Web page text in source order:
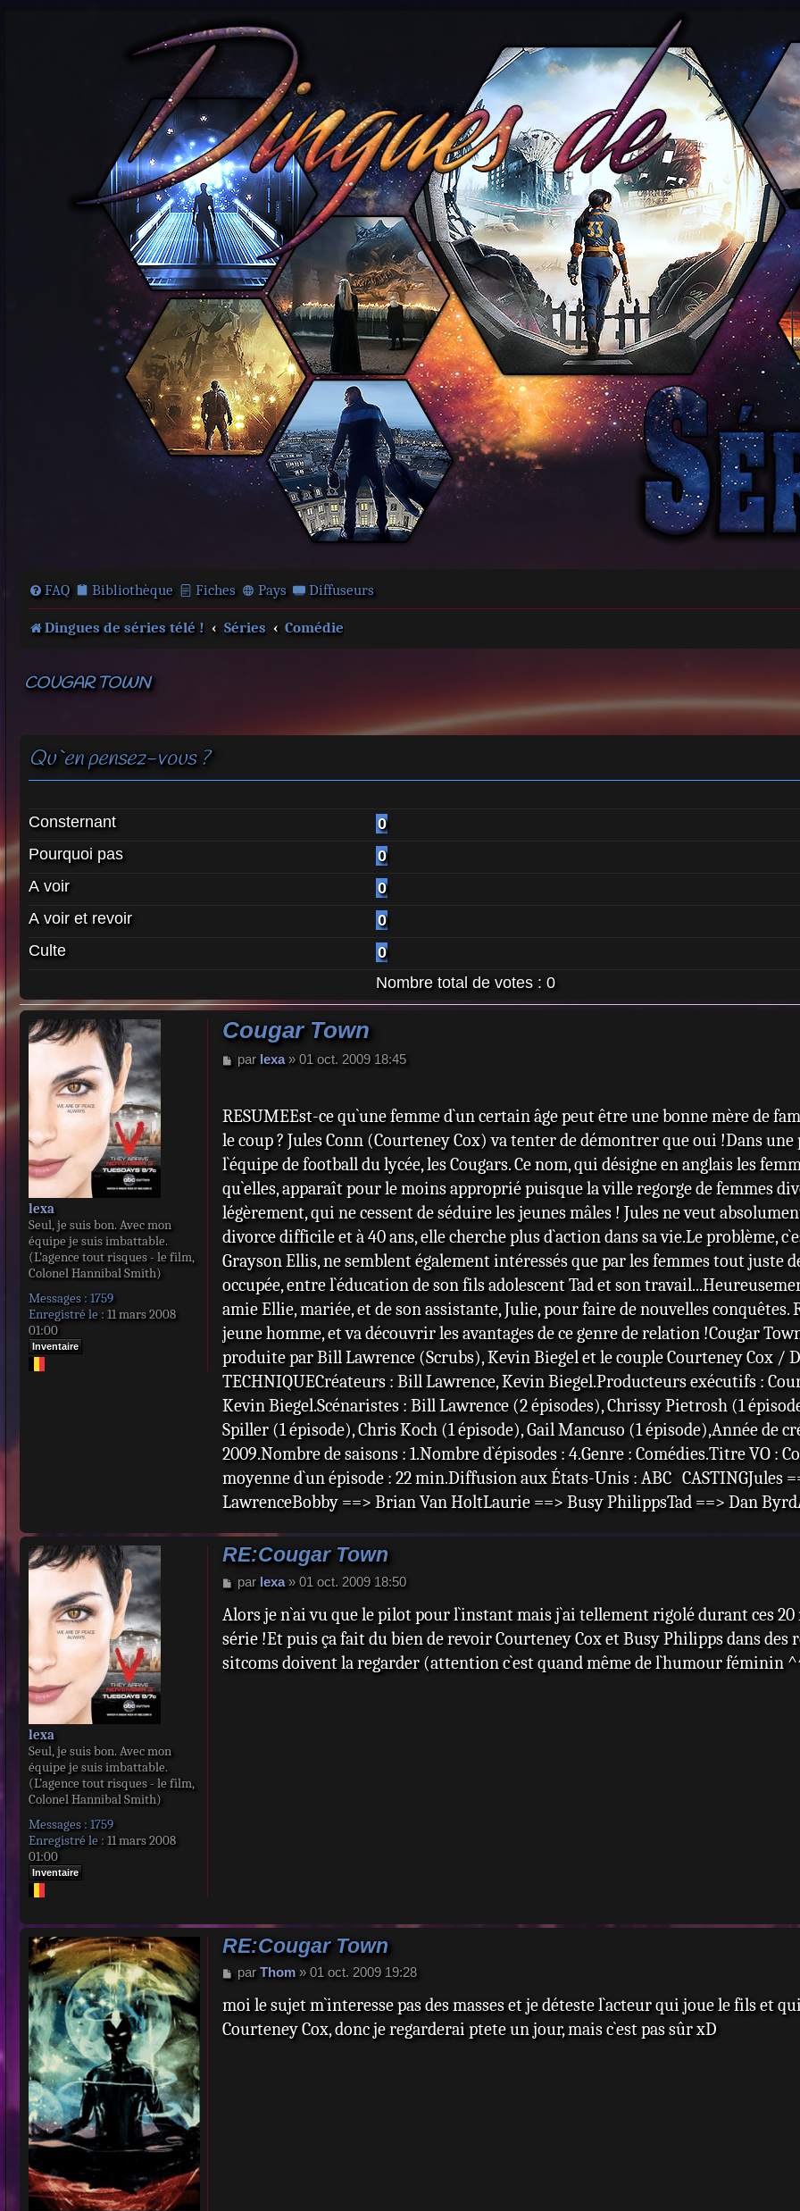
FAQ Bibliothèque Fiches Pays Diffuseurs
Dingues de séries télé ! Séries Comédie
COUGAR TOWN
Qu`en pensez-vous ?
Consternant 0
Pourquoi pas
0
A voir
0
A voir et revoir
0
Culte
0
Nombre total de votes : 0
lexa
Seul, je suis bon. Avec mon
équipe je suis imbattable.
(L’agence tout risques - le film,
Colonel Hannibal Smith)
Messages : 1759
Enregistré le : 11 mars 2008
01:00
Inventaire
Cougar Town
M
s
a
g
e
par lexa» 01 oct. 2009 18:45
RESUMEEst-ce qu`une femme d`un certain âge peut être une bonne mère de
le coup ? Jules Conn (Courteney Cox) va tenter de démontrer que oui !Dans
l`équipe de football du lycée, les Cougars. Ce nom, qui désigne en anglais les
qu`elles, apparaît pour le moins approprié puisque la ville regorge de femmes
légèrement, qui ne cessent de séduire les jeunes mâles ! Jules ne veut
divorce difficile et à 40 ans, elle cherche plus d`action dans sa vie.Le problème,
Grayson Ellis, ne semblent également intéressés que par les femmes tout juste
occupée, entre l`éducation de son fils adolescent Tad et son
amie Ellie, mariée, et de son assistante, Julie, pour faire de nouvelles
jeune homme, et va découvrir les avantages de ce genre de relation !Cougar
produite par Bill Lawrence (Scrubs), Kevin Biegel et le couple Courteney Cox /
TECHNIQUECréateurs : Bill Lawrence, Kevin Biegel.Producteurs exécutifs :
Kevin Biegel.Scénaristes : Bill Lawrence (2 épisodes), Chrissy Pietrosh (1
Spiller (1 épisode), Chris Koch (1 épisode), Gail Mancuso (1 épisode),Année de
2009.Nombre de saisons : 1.Nombre d`épisodes : 4.Genre : Comédies.Titre VO :
moyenne d`un épisode : 22 min.Diffusion aux États-Unis : ABC CASTINGJules
LawrenceBobby ==> Brian Van HoltLaurie ==> Busy PhilippsTad ==> Dan
lexa
Seul, je suis bon. Avec mon
équipe je suis imbattable.
(L’agence tout risques - le film,
Colonel Hannibal Smith)
Messages : 1759
Enregistré le : 11 mars 2008
01:00
Inventaire
RE:Cougar Town
M
s
s
a
g
par lexa» 01 oct. 2009 18:50
Alors je n`ai vu que le pilot pour l`instant mais j`ai tellement rigolé durant ces
série !Et puis ça fait du bien de revoir Courteney Cox et Busy Philipps dans
sitcoms doivent la regarder (attention c`est quand même de l`humour féminin
RE:Cougar Town
M
s
a
par Thom» 01 oct. 2009 19:28
moi le sujet m`interesse pas des masses et je déteste l`acteur qui joue le fils et
Courteney Cox, donc je regarderai ptete un jour, mais c`est pas sûr xD